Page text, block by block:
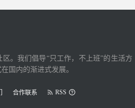
。我们倡导“只工作，不上班”的生活方
国内的渐进式发展。
合作联系 RSS